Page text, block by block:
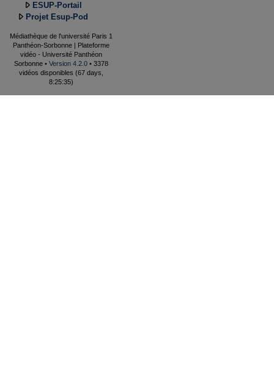
ESUP-Portail
Projet Esup-Pod
Médiathèque de l'université Paris 1
Panthéon-Sorbonne | Plateforme
vidéo - Université Panthéon
Sorbonne • Version 4.2.0 • 3378
vidéos disponibles (67 days,
8:25:35)